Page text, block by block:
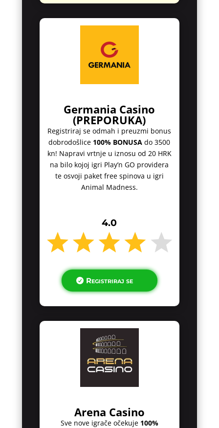
Germania Casino
(PREPORUKA)
Registriraj se odmah i preuzmi bonus
dobrodošlice 100% BONUSA do 3500
kn! Napravi vrtnje u iznosu od 20 HRK
na bilo kojoj igri Play’n GO providera
te osvoji paket free spinova u igri
Animal Madness.
4.0
Registriraj se
Arena Casino
Sve nove igrače očekuje 100%